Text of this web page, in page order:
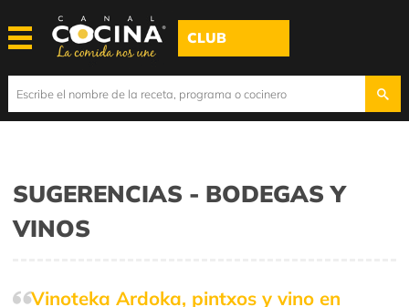
CLUB
SUGERENCIAS - BODEGAS Y
VINOS
Vinoteka Ardoka, pintxos y vino en